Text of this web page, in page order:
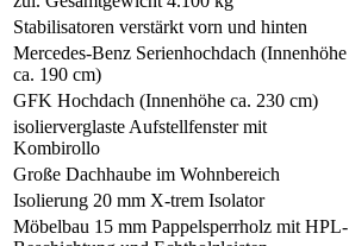
Stabilisatoren verstärkt vorn und hinten
Mercedes-Benz Serienhochdach (Innenhöhe
ca. 190 cm)
GFK Hochdach (Innenhöhe ca. 230 cm)
isolierverglaste Aufstellfenster mit
Kombirollo
Große Dachhaube im Wohnbereich
Isolierung 20 mm X-trem Isolator
Möbelbau 15 mm Pappelsperrholz mit HPL-